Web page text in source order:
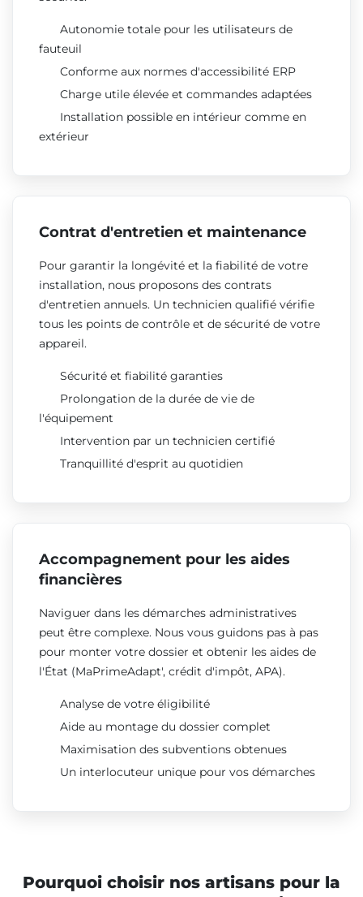
Autonomie totale pour les utilisateurs de
fauteuil
Conforme aux normes d'accessibilité ERP
Charge utile élevée et commandes adaptées
Installation possible en intérieur comme en
extérieur
Contrat d'entretien et maintenance
Pour garantir la longévité et la fiabilité de votre
installation, nous proposons des contrats
d'entretien annuels. Un technicien qualifié vérifie
tous les points de contrôle et de sécurité de votre
appareil.
Sécurité et fiabilité garanties
Prolongation de la durée de vie de
l'équipement
Intervention par un technicien certifié
Tranquillité d'esprit au quotidien
Accompagnement pour les aides
financières
Naviguer dans les démarches administratives
peut être complexe. Nous vous guidons pas à pas
pour monter votre dossier et obtenir les aides de
l'État (MaPrimeAdapt', crédit d'impôt, APA).
Analyse de votre éligibilité
Aide au montage du dossier complet
Maximisation des subventions obtenues
Un interlocuteur unique pour vos démarches
Pourquoi choisir nos artisans pour la